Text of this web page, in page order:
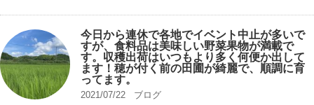
今日から連休で各地でイベント中止が多いで
すが、食料品は美味しい野菜果物が満載で
す。収穫出荷はいつもより多く何便か出して
ます！穂が付く前の田圃が綺麗で、順調に育
ってます。
2021/07/22
ブログ